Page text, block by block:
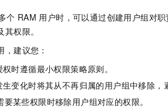
个 RAM 用户时，可以通过创建用户组对
其权限。
，建议您：
时遵循最小权限策略原则。
生变化时将其从不再归属的用户组中移除，
某些权限时移除用户组对应的权限。